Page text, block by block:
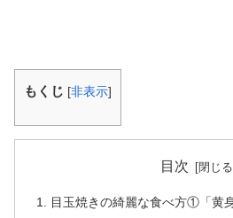
もくじ [非表示]
目次
目玉焼きの綺麗な食べ方①「黄